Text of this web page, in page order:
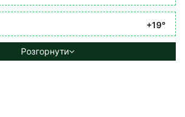
+19°
Розгорнути